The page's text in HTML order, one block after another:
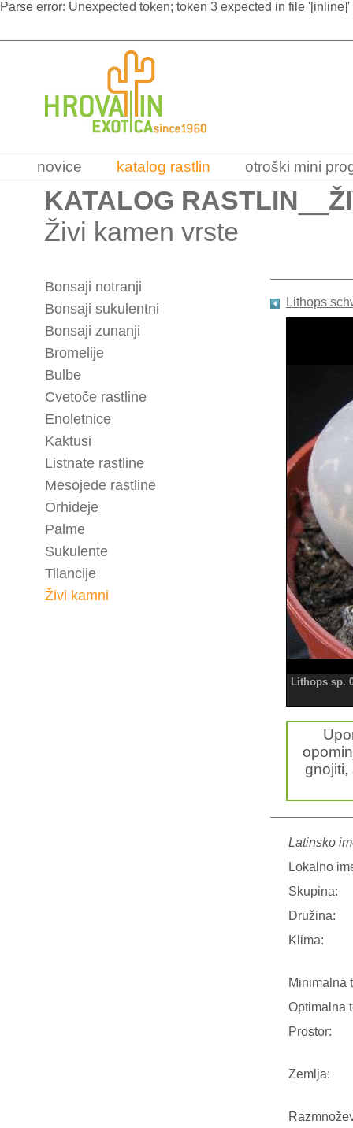
Parse error: Unexpected token; token 3 expected in file
novice katalog rastlin otroški mini
KATALOG RASTLIN
Živi kamen vrste
Bonsaji notranji
Bonsaji sukulentni
Bonsaji zunanji
Bromelije
Bulbe
Cvetoče rastline
Enoletnice
Kaktusi
Listnate rastline
Mesojede rastline
Orhideje
Palme
Sukulente
Tilancije
Živi kamni
Lithops
Lithops sp.
gnojiti,
Latinsko
Lokalno
Skupina:
Družina:
Klima:
Minimalna
Optimalna
Prostor:
Zemlja: